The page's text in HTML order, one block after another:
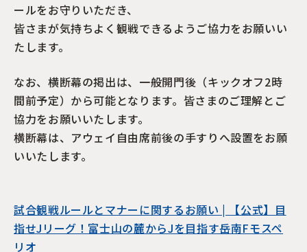
ールをお守りいただき、
皆さまが気持ちよく観戦できるようご協力をお願いい
たします。
なお、横断幕の掲出は、一般開門後（キックオフ2時
間前予定）から可能となります。皆さまのご理解とご
協力をお願いいたします。
横断幕は、アウェイ自由席前後の手すりへ設置をお願
いいたします。
試合観戦ルールとマナーに関するお願い | 【公式】目
指せJリーグ！富士山の麓からJを目指す岳南Fモスペ
リオ